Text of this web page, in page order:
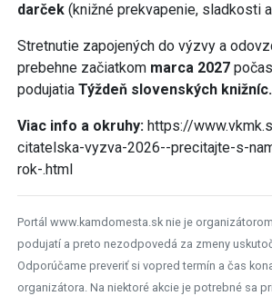
darček (knižné prekvapenie, sladkosti
Stretnutie zapojených do výzvy a
prebehne začiatkom marca 2027
podujatia Týždeň slovenských knižníc.
Viac info a okruhy: https://
citatelska-vyzva-2026--precitajte-s-
rok-.html
Portál www.kamdomesta.sk nie je
podujatí a preto nezodpovedá za zmeny
Odporúčame preveriť si vopred termín a čas
organizátora. Na niektoré akcie je potrebné sa